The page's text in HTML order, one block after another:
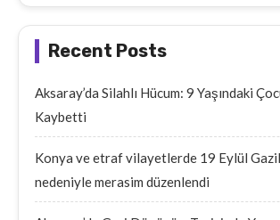
Recent Posts
Aksaray’da Silahlı Hücum: 9 Yaşındaki
Kaybetti
Konya ve etraf vilayetlerde 19 Eylül
nedeniyle merasim düzenlendi